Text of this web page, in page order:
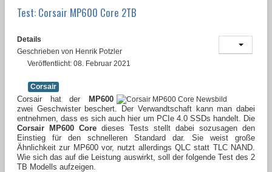
Test: Corsair MP600 Core 2TB
Details
Geschrieben von Henrik Potzler
Veröffentlicht: 08. Februar 2021
Corsair
Corsair hat der MP600
zwei Geschwister beschert. Der Verwandtschaft kann man dabei
entnehmen, dass es sich auch hier um PCIe 4.0 SSDs handelt. Die
Corsair MP600 Core dieses Tests stellt dabei sozusagen den
Einstieg für den schnelleren Standard dar. Sie weist große
Ähnlichkeit zur MP600 vor, nutzt allerdings QLC statt TLC NAND.
Wie sich das auf die Leistung auswirkt, soll der folgende Test des 2
TB Modells aufzeigen.